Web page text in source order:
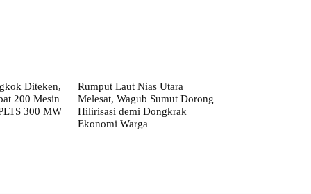
Diteken,
200 Mesin
300 MW
Rumput Laut Nias Utara
Melesat, Wagub Sumut Dorong
Hilirisasi demi Dongkrak
Ekonomi Warga